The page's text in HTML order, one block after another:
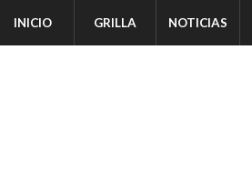
INICIO GRILLA NOTICIAS